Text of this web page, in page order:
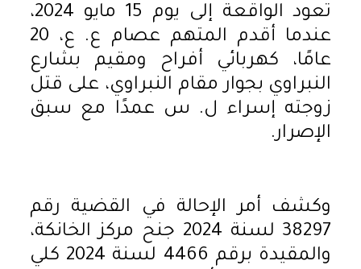
تعود الواقعة إلى يوم 15 مايو 2024،
عندما أقدم المتهم عصام ع. ع، 20
عامًا، كهربائي أفراح ومقيم بشارع
النبراوي بجوار مقام النبراوي، على قتل
زوجته إسراء ل. س عمدًا مع سبق
الإصرار.
وكشف أمر الإحالة في القضية رقم
38297 لسنة 2024 جنح مركز الخانكة،
والمقيدة برقم 4466 لسنة 2024 كلي